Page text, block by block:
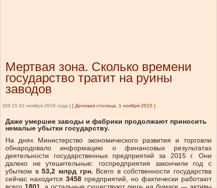
Мертвая зона. Сколько времени
государство тратит на руины
заводов
[08:15 02 ноября 2016 года ] [ Деловая столица, 1 ноября 2015 ]
Даже умершие заводы и фабрики продолжают приносить
немалые убытки государству.
На днях Министерство экономического развития и торговли
обнародовало информацию о финансовых результатах
деятельности государственных предприятий за 2015 г. Они
далеко не утешительные: госпредприятия закончили год с
убытком в53,2 млрд грн. Всего в собственности государства
сейчас находится 3458 предприятий, но фактически работают